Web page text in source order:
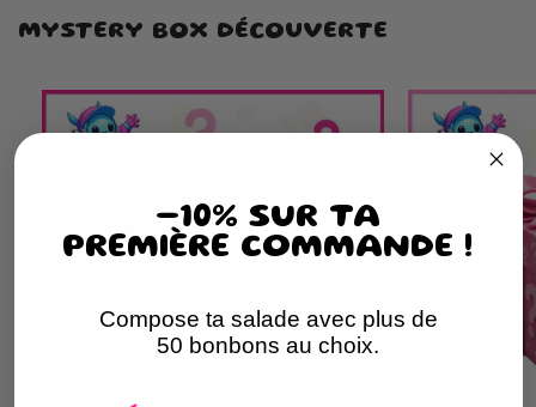
MYSTERY BOX DÉCOUVERTE
-10% SUR TA
PREMIÈRE COMMANDE !
Compose ta salade avec plus de
50 bonbons au choix.